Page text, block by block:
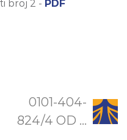
broj 2 - PDF
0101-404-
824/4 OD ...